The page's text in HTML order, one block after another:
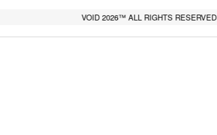
VOID 2026™ ALL RIGHTS RESERVED